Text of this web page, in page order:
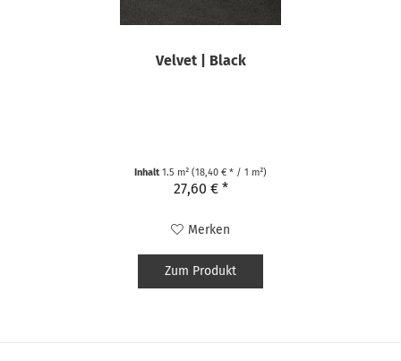
Velvet | Black
Inhalt1.5 m²(18,40 € * / 1 m²)
27,60 € *
Merken
Zum Produkt